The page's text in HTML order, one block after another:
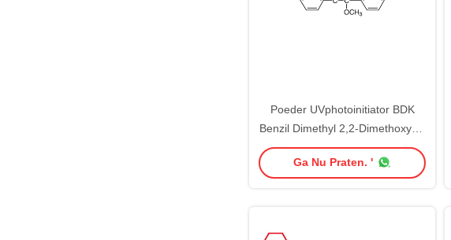
Poeder UVphotoinitiator BDK
Benzil Dimethyl 2,2-Dimethoxy-2-
Phenylacetophenone 24650-42-8
Ga Nu Praten. '